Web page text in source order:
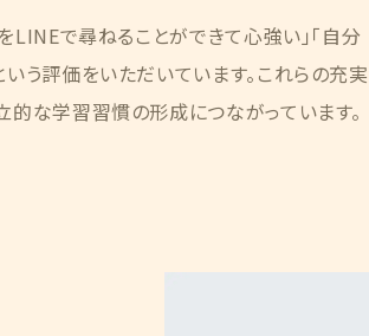
LINEで尋ねることができて心強い」「自分
う評価をいただいています。これらの充実
的な学習習慣の形成につながっています。